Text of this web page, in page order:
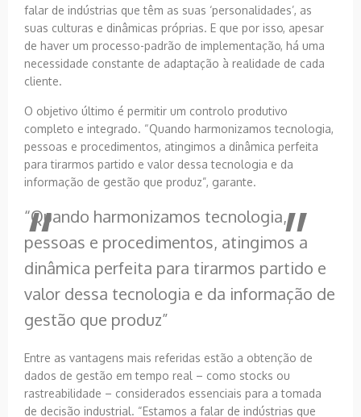
falar de indústrias que têm as suas ‘personalidades’, as
suas culturas e dinâmicas próprias. E que por isso, apesar
de haver um processo-padrão de implementação, há uma
necessidade constante de adaptação à realidade de cada
cliente.
O objetivo último é permitir um controlo produtivo
completo e integrado. “Quando harmonizamos tecnologia,
pessoas e procedimentos, atingimos a dinâmica perfeita
para tirarmos partido e valor dessa tecnologia e da
informação de gestão que produz”, garante.
“Quando harmonizamos tecnologia,
pessoas e procedimentos, atingimos a
dinâmica perfeita para tirarmos partido e
valor dessa tecnologia e da informação de
gestão que produz”
Entre as vantagens mais referidas estão a obtenção de
dados de gestão em tempo real – como stocks ou
rastreabilidade – considerados essenciais para a tomada
de decisão industrial. “Estamos a falar de indústrias que